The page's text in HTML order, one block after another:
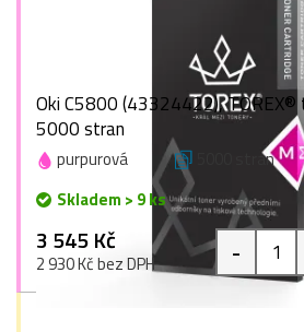
Oki C5800 (43324422), TOREX®
5000 stran
purpurová 5000 stran
Skladem > 9 ks
3 545 Kč
2 930 Kč bez DPH -